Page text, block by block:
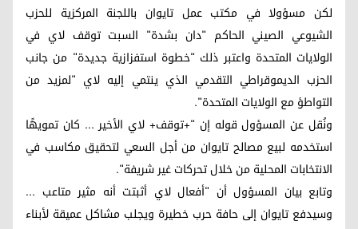
لكن مسؤولا في مكتب عمل تايوان باللجنة المركزية للحزب
الشيوعي الصيني الحاكم "دان بشدة" السبت توقف لاي في
الولايات المتحدة واعتبر ذلك "خطوة استفزازية جديدة" من جانب
الحزب الديموقراطي التقدمي الذي ينتمي إليه لاي "لمزيد من
التواطؤ مع الولايات المتحدة".
ونُقل عن المسؤول قوله إن "+توقف+ لاي الأخير ... كان تمويهًا
استخدمه لبيع مصالح تايوان من أجل السعي لتحقيق مكاسب في
الانتخابات المحلية من خلال تحركات غير شريفة".
وتابع بيان المسؤول أن "أفعال لاي أثبتت أنه مثير متاعب ...
وسيدفع تايوان إلى حافة حرب خطيرة ويجلب مشاكل عميقة لأبناء